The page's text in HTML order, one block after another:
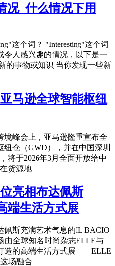
况_什么情况下用
这个词？ "Interesting"这个词
令人感兴趣的情况，以下是一
的事物或知识 当你发现一些新
马逊全球智能枢纽
境峰会上，亚马逊隆重宣布全
仓（GWD），并在中国深圳
将于2026年3月全面开放给中
货源地
亮相布达佩斯
端生活方式展
佩斯充满艺术气息的IL BACIO
由全球知名时尚杂志ELLE与
造的高端生活方式展——ELLE
场融合